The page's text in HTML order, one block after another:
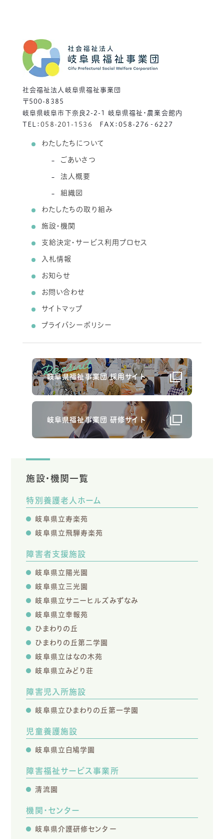
社会福祉法人岐阜県福祉事業団
〒500-8385
岐阜県岐阜市下奈良2-2-1 岐阜県福祉・農業会館内
TEL：058-201-1536 FAX：058-276‐6227
わたしたちについて
ごあいさつ
法人概要
組織図
わたしたちの取り組み
施設・機関
支給決定・サービス利用プロセス
入札情報
お知らせ
お問い合わせ
サイトマップ
プライバシーポリシー
岐阜県福祉事業団 採用サイト
岐阜県福祉事業団 研修サイト
施設・機関一覧
特別養護老人ホーム
岐阜県立寿楽苑
岐阜県立飛騨寿楽苑
障害者支援施設
岐阜県立陽光園
岐阜県立三光園
岐阜県立サニーヒルズみずなみ
岐阜県立幸報苑
ひまわりの丘
ひまわりの丘第二学園
岐阜県立はなの木苑
岐阜県立みどり荘
障害児入所施設
岐阜県立ひまわりの丘第一学園
児童養護施設
岐阜県立白鳩学園
障害福祉サービス事業所
清流園
機関・センター
岐阜県介護研修センター